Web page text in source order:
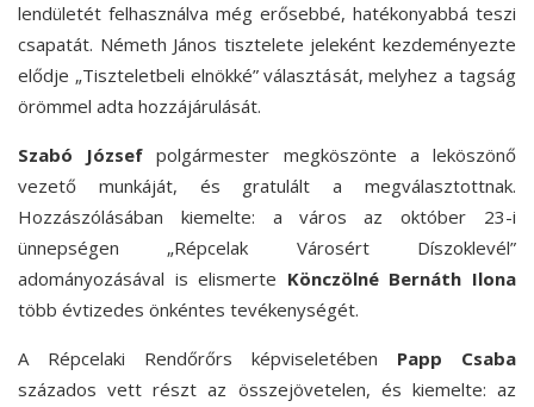
lendületét felhasználva még erősebbé, hatékonyabbá teszi
csapatát. Németh János tisztelete jeleként kezdeményezte
elődje „Tiszteletbeli elnökké” választását, melyhez a tagság
örömmel adta hozzájárulását.
Szabó József polgármester megköszönte a leköszönő
vezető munkáját, és gratulált a megválasztottnak.
Hozzászólásában kiemelte: a város az október 23-i
ünnepségen „Répcelak Városért Díszoklevél”
adományozásával is elismerte Könczölné Bernáth Ilona
több évtizedes önkéntes tevékenységét.
A Répcelaki Rendőrőrs képviseletében Papp Csaba
százados vett részt az összejövetelen, és kiemelte: az